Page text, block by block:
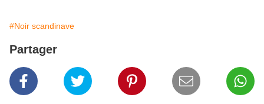
#Noir scandinave
Partager